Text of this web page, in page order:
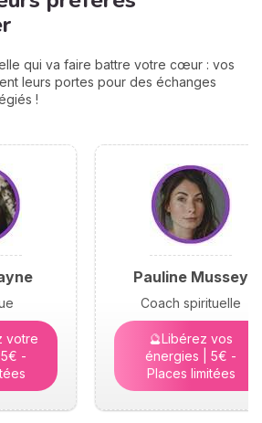
qui va faire battre votre cœur : vos
leurs portes pour des échanges
!
votre
-
Pauline Mussey
Coach spirituelle
🔮Libérez vos
énergies | 5€ -
Places limitées